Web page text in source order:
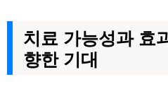
치료 가능성과 효
향한 기대